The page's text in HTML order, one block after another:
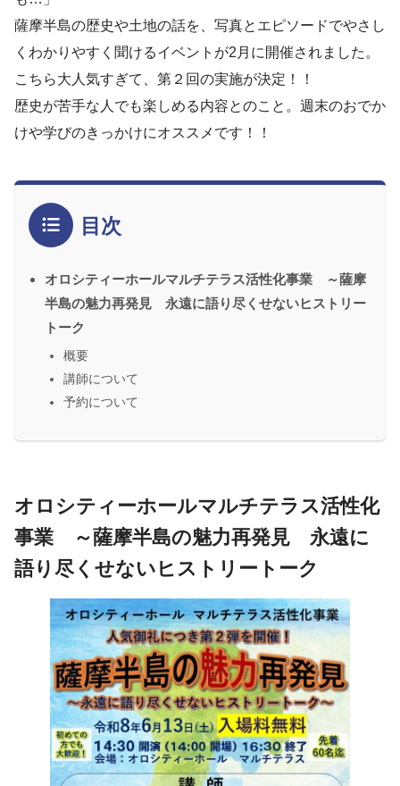
薩摩半島の歴史や土地の話を、写真とエピソードでやさし
くわかりやすく聞けるイベントが2月に開催されました。
こちら大人気すぎて、第２回の実施が決定！！
歴史が苦手な人でも楽しめる内容とのこと。週末のおでか
けや学びのきっかけにオススメです！！
目次
オロシティーホールマルチテラス活性化事業 ～薩摩
半島の魅力再発見 永遠に語り尽くせないヒストリー
トーク
概要
講師について
予約について
オロシティーホールマルチテラス活性化
事業 ～薩摩半島の魅力再発見 永遠に
語り尽くせないヒストリートーク